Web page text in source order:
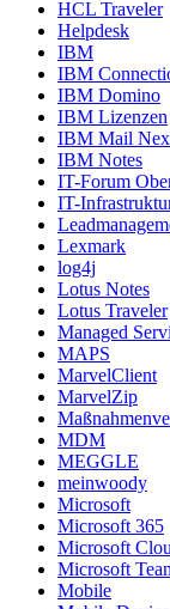
HCL Traveler
Helpdesk
IBM
IBM
IBM Domino
IBM Lizenzen
IBM Mail
IBM Notes
IT-Forum
IT-
Lexmark
log4j
Lotus Notes
Lotus Traveler
Managed
MAPS
MarvelClient
MarvelZip
MDM
MEGGLE
meinwoody
Microsoft
Microsoft 365
Microsoft
Microsoft
Mobile